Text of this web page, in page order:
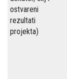
ostvareni
rezultati
projekta)